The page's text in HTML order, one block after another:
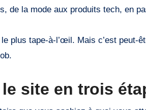
de la mode aux produits tech, en
plus tape-à-l’œil. Mais c’est peut-
site en trois